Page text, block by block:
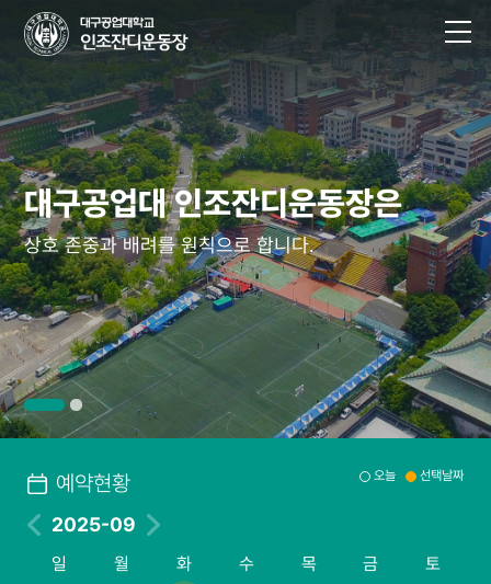
대구공업대 인조잔디운동장은
상호 존중과 배려를 원칙으로 합니다.
대구공업대 인조잔디운동장은
상호 존중과 배려를 원칙으로 합니다.
대구공업대 인조잔디운동장은
상호 존중과 배려를 원칙으로 합니다.
대구공업대 인조잔디운동장은
상호 존중과 배려를 원칙으로 합니다.
예약현황 오늘 선택날짜
2025-09
일 월 화 수 목 금
토